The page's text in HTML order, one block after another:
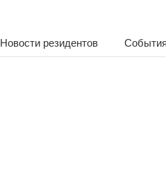
Новости резидентов